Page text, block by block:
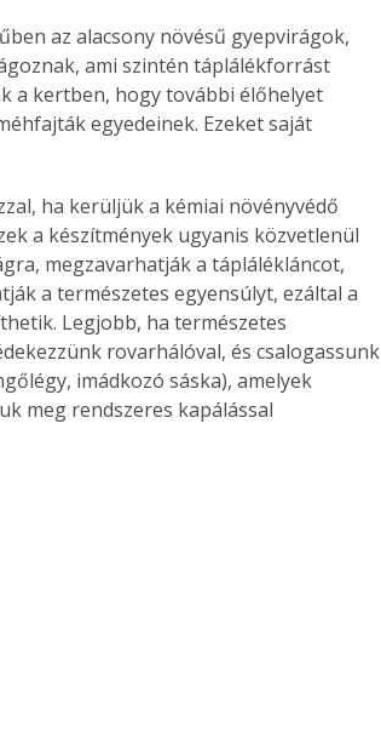
az alacsony növésű gyepvirágok,
ami szintén táplálékforrást
a kertben, hogy további élőhelyet
egyedeinek. Ezeket saját
ha kerüljük a kémiai növényvédő
a készítmények ugyanis közvetlenül
megzavarhatják a táplálékláncot,
a természetes egyensúlyt, ezáltal a
Legjobb, ha természetes
rovarhálóval, és csalogassunk
imádkozó sáska), amelyek
meg rendszeres kapálással